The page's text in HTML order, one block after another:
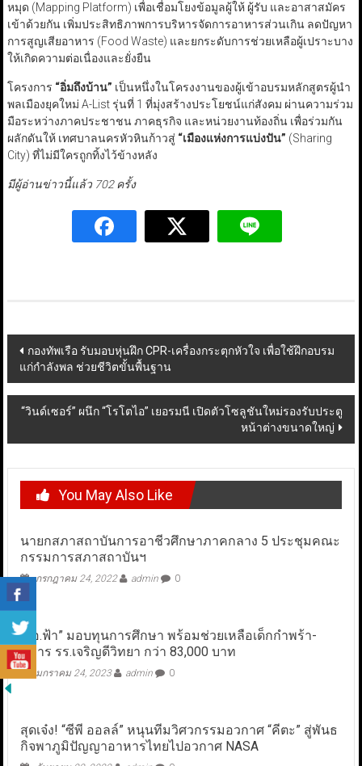
หมุด (Mapping Platform) เพื่อเชื่อมโยงข้อมูลผู้ให้ ผู้รับ และอาสาสมัคร
เข้าด้วยกัน เพิ่มประสิทธิภาพการบริหารจัดการอาหารส่วนเกิน ลดปัญหา
การสูญเสียอาหาร (Food Waste) และยกระดับการช่วยเหลือผู้เปราะบาง
ให้เกิดความต่อเนื่องและยั่งยืน
โครงการ “อิ่มถึงบ้าน” เป็นหนึ่งในโครงงานของผู้เข้าอบรมหลักสูตรผู้นำ
พลเมืองยุคใหม่ A-List รุ่นที่ 1 ที่มุ่งสร้างประโยชน์แก่สังคม ผ่านความร่วม
มือระหว่างภาคประชาชน ภาคธุรกิจ และหน่วยงานท้องถิ่น เพื่อร่วมกัน
ผลักดันให้ เทศบาลนครหัวหินก้าวสู่ “เมืองแห่งการแบ่งปัน” (Sharing
City) ที่ไม่มีใครถูกทิ้งไว้ข้างหลัง
มีผู้อ่านข่าวนี้แล้ว 702 ครั้ง
Post
navigation
กองทัพเรือ รับมอบหุ่นฝึก CPR-เครื่องกระตุกหัวใจ เพื่อใช้ฝึกอบรม
แก่กำลังพล ช่วยชีวิตขั้นพื้นฐาน
“วินด์เซอร์” ผนึก “โรโตไอ” เยอรมนี เปิดตัวโซลูชันใหม่รองรับประตู
หน้าต่างขนาดใหญ่
You May Also Like
นายกสภาสถาบันการอาชีวศึกษาภาคกลาง 5 ประชุมคณะ
กรรมการสภาสถาบันฯ
กรกฎาคม 24, 2022 admin 0
“ผอ.ฟ้า” มอบทุนการศึกษา พร้อมช่วยเหลือเด็กกำพร้า-
พิการ รร.เจริญดีวิทยา กว่า 83,000 บาท
มกราคม 24, 2023 admin 0
สุดเจ๋ง! “ซีพี ออลล์” หนุนทีมวิศวกรรมอวกาศ “คีตะ” สู่พันธ
กิจพาภูมิปัญญาอาหารไทยไปอวกาศ NASA